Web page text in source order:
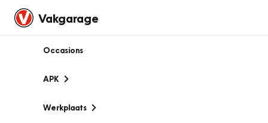
Vakgarage
Occasions
APK
Werkplaats